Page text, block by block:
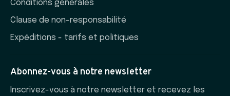
Conditions générales
Clause de non-responsabilité
Expéditions - tarifs et politiques
Abonnez-vous à notre newsletter
Inscrivez-vous à notre newsletter et recevez les